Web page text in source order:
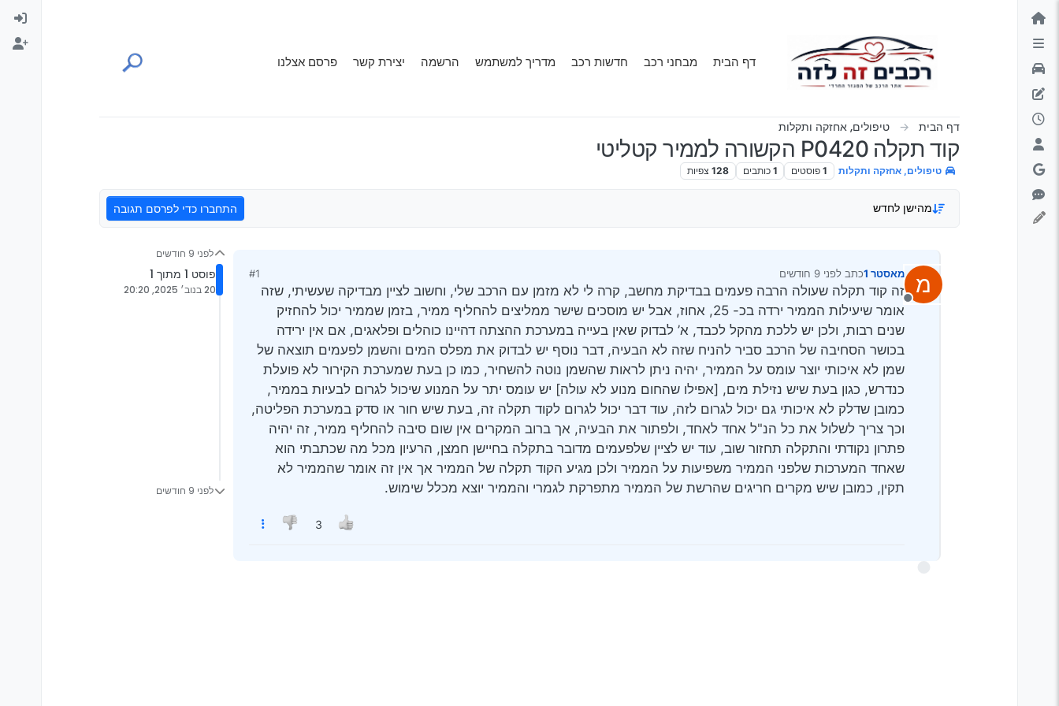
דילוג לתוכן
דף הבית מבחני רכב חדשות רכב מדריך למשתמש הרשמה יצירת קשר פרסם אצלנו
דף הבית טיפולים, אחזקה ותקלות
קוד תקלה P0420 הקשורה לממיר קטליטי
טיפולים, אחזקה ותקלות 1 פוסטים 1 כותבים 128 צפיות
מהישן לחדש התחברו כדי לפרסם תגובה
מ
מנותק
מאסטר 1 כתב לפני 9 חודשים
נערך לאחרונה על ידי
#1
זה קוד תקלה שעולה הרבה פעמים בבדיקת מחשב, קרה לי לא מזמן עם הרכב שלי, וחשוב לציין מבדיקה שעשיתי, שזה
אומר שיעילות הממיר ירדה בכ- 25, אחוז, אבל יש מוסכים שישר ממליצים להחליף ממיר, בזמן שממיר יכול להחזיק
שנים רבות, ולכן יש ללכת מהקל לכבד, א’ לבדוק שאין בעייה במערכת ההצתה דהיינו כוהלים ופלאגים, אם אין ירידה
בכושר הסחיבה של הרכב סביר להניח שזה לא הבעיה, דבר נוסף יש לבדוק את מפלס המים והשמן לפעמים תוצאה של
שמן לא איכותי יוצר עומס על הממיר, יהיה ניתן לראות שהשמן נוטה להשחיר, כמו כן בעת שמערכת הקירור לא פועלת
כנדרש, כגון בעת שיש נזילת מים, [אפילו שהחום מנוע לא עולה] יש עומס יתר על המנוע שיכול לגרום לבעיות בממיר,
כמובן שדלק לא איכותי גם יכול לגרום לזה, עוד דבר יכול לגרום לקוד תקלה זה, בעת שיש חור או סדק במערכת הפליטה,
וכך צריך לשלול את כל הנ"ל אחד לאחד, ולפתור את הבעיה, אך ברוב המקרים אין שום סיבה להחליף ממיר, זה יהיה
פתרון נקודתי והתקלה תחזור שוב, עוד יש לציין שלפעמים מדובר בתקלה בחיישן חמצן, הרעיון מכל מה שכתבתי הוא
שאחד המערכות שלפני הממיר משפיעות על הממיר ולכן מגיע הקוד תקלה של הממיר אך אין זה אומר שהממיר לא
תקין, כמובן שיש מקרים חריגים שהרשת של הממיר מתפרקת לגמרי והממיר יוצא מכלל שימוש.
3
לפני 9 חודשים
פוסט 1 מתוך 1
20 בנוב׳ 2025, 20:20
לפני 9 חודשים